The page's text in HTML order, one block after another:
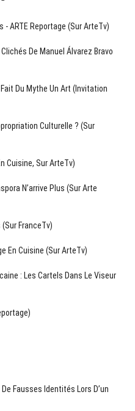
- ARTE Reportage (sur ArteTv)
De Manuel Álvarez Bravo
Du Mythe Un Art (Invitation
Culturelle ? (sur
Cuisine, Sur ArteTv)
N’arrive Plus (sur Arte
(sur FranceTv)
En Cuisine (sur ArteTv)
: Les Cartels Dans Le Viseur
Fausses Identités Lors D’un